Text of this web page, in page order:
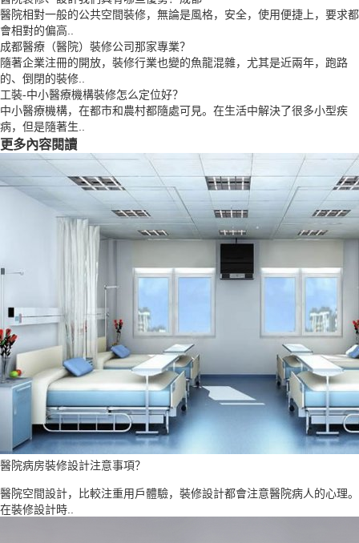
醫院相對一般的公共空間裝修，無論是風格，安全，使用便捷上，要求都
會相對的偏高..
成都醫療（醫院）裝修公司那家專業？
隨著企業注冊的開放，裝修行業也變的魚龍混雜，尤其是近兩年，跑路
的、倒閉的裝修..
工裝-中小醫療機構裝修怎么定位好？
中小醫療機構，在都市和農村都隨處可見。在生活中解決了很多小型疾
病，但是隨著生..
更多內容閱讀
醫院病房裝修設計注意事項？
醫院空間設計，比較注重用戶體驗，裝修設計都會注意醫院病人的心理。
在裝修設計時..